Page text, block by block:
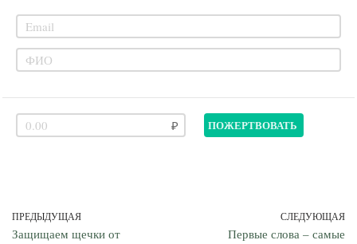
ПОЖЕРТВОВАТЬ
ПРЕДЫДУЩАЯ
Защищаем щечки от
СЛЕДУЮЩАЯ
Первые слова – самые